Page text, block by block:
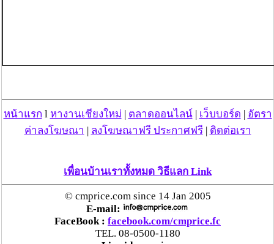
หน้าแรก l หางานเชียงใหม่ | ตลาดออนไลน์| เว็บบอร์ด | อัตรา
ค่าลงโฆษณา | ลงโฆษณาฟรี ประกาศฟรี| ติดต่อเรา
เพื่อนบ้านเราทั้งหมด วิธีแลก Link
© cmprice.com since 14 Jan 2005
E-mail:
FaceBook : facebook.com/cmprice.fc
TEL. 08-0500-1180